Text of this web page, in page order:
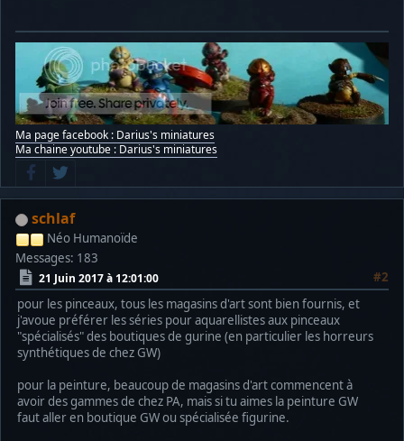
Ma page facebook : Darius's miniatures
Ma chaine youtube : Darius's miniatures
schlaf
Néo Humanoïde
Messages: 183
21 Juin 2017 à 12:01:00
#2
pour les pinceaux, tous les magasins d'art sont bien fournis, et
j'avoue préférer les séries pour aquarellistes aux pinceaux
"spécialisés" des boutiques de gurine (en particulier les horreurs
synthétiques de chez GW)
pour la peinture, beaucoup de magasins d'art commencent à
avoir des gammes de chez PA, mais si tu aimes la peinture GW
faut aller en boutique GW ou spécialisée figurine.